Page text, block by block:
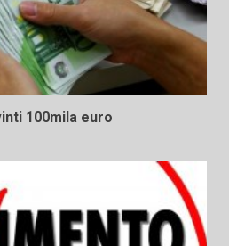
100mila euro